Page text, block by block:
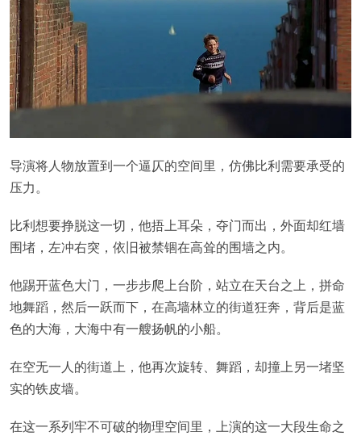
导演将人物放置到一个逼仄的空间里，仿佛比利需要承受的
压力。
比利想要挣脱这一切，他捂上耳朵，夺门而出，外面却红墙
围堵，左冲右突，依旧被禁锢在高耸的围墙之内。
他踢开蓝色大门，一步步爬上台阶，站立在天台之上，拼命
地舞蹈，然后一跃而下，在高墙林立的街道狂奔，背后是蓝
色的大海，大海中有一艘扬帆的小船。
在空无一人的街道上，他再次旋转、舞蹈，却撞上另一堵坚
实的铁皮墙。
在这一系列牢不可破的物理空间里，上演的这一大段生命之